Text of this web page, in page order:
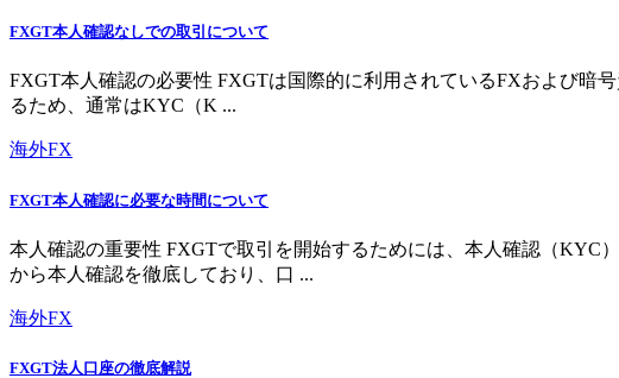
FXGT本人確認なしでの取引について
FXGT本人確認の必要性 FXGTは国際的に利用されているFXおよび暗
るため、通常はKYC（K ...
海外FX
FXGT本人確認に必要な時間について
本人確認の重要性 FXGTで取引を開始するためには、本人確認（KYC
から本人確認を徹底しており、口 ...
海外FX
FXGT法人口座の徹底解説